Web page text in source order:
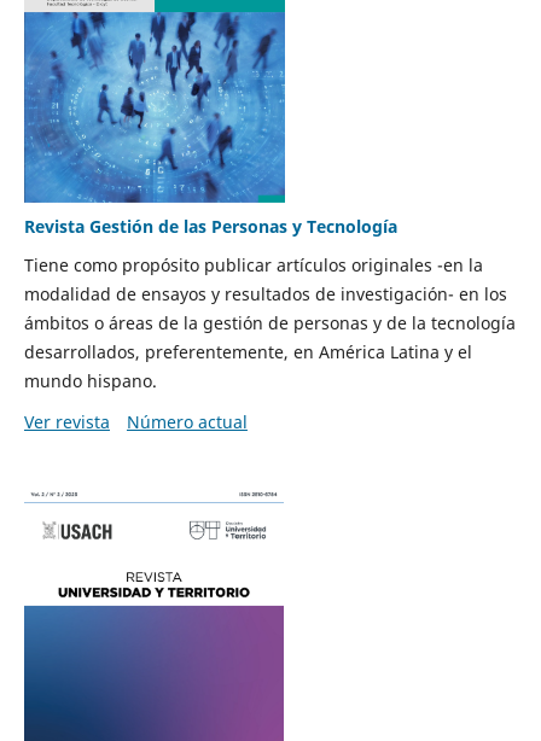
Revista Gestión de las Personas y Tecnología
Tiene como propósito publicar artículos originales -en la
modalidad de ensayos y resultados de investigación- en los
ámbitos o áreas de la gestión de personas y de la tecnología
desarrollados, preferentemente, en América Latina y el
mundo hispano.
Ver revista
Número actual